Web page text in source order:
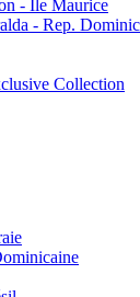
- Île Maurice
- Rep.
Collection